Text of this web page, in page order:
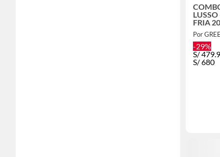
FRIA
Por
-29%
S/
S/680